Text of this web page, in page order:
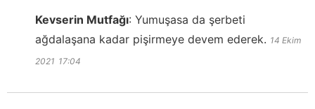
Kevserin Mutfağı: Yumuşasa da şerbeti
ağdalaşana kadar pişirmeye devem ederek. 14 Ekim
2021 17:04